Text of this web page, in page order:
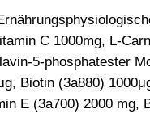
C 1000mg, L-
5-phosphatester
Biotin (3a880)
E (3a700) 2000 mg,